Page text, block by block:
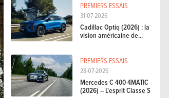
PREMIERS ESSAIS
31-07-2026
Cadillac Optiq (2026) : la
vision américaine de...
PREMIERS ESSAIS
28-07-2026
Mercedes C 400 4MATIC
(2026) – L'esprit Classe S